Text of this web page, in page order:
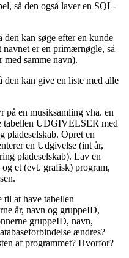
så den også laver en SQL-
kan søge efter en kunde
navnet er en primærnøgle, så
samme navn).
den kan give en liste med alle
på en musiksamling vha. en
tabellen UDGIVELSER med
pladeselskab. Opret en
en Udgivelse (int år,
pladeselskab). Lav en
og et (evt. grafisk) program,
til at have tabellen
år, navn og gruppeID,
gruppeID, navn,
ændres?
af programmet? Hvorfor?